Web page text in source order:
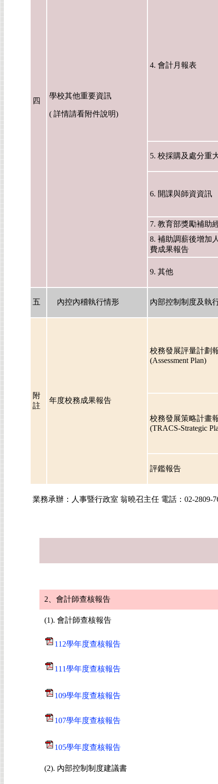
四
學校其他重要資訊
( 詳情請看附件說明)
4. 會計月報表
5. 校採購及處分重
6. 開課與師資資訊
7. 教育部獎勵補助
8. 補助調薪後增加
費成果報告
9. 其他
五 內控內稽執行情形 內部控制制度及執
附
註
年度校務成果報告
校務發展評量計劃
(Assessment Plan)
校務發展策略計畫
(TRACS-Strategic
評鑑報告
業務承辦：人事暨行政室 翁曉召主任 電話：02-2809-
2、會計師查核報告
(1). 會計師查核報告
112學年度查核報告
111學年度查核報告
109學年度查核報告
107學年度查核報告
105學年度查核報告
(2). 內部控制制度建議書